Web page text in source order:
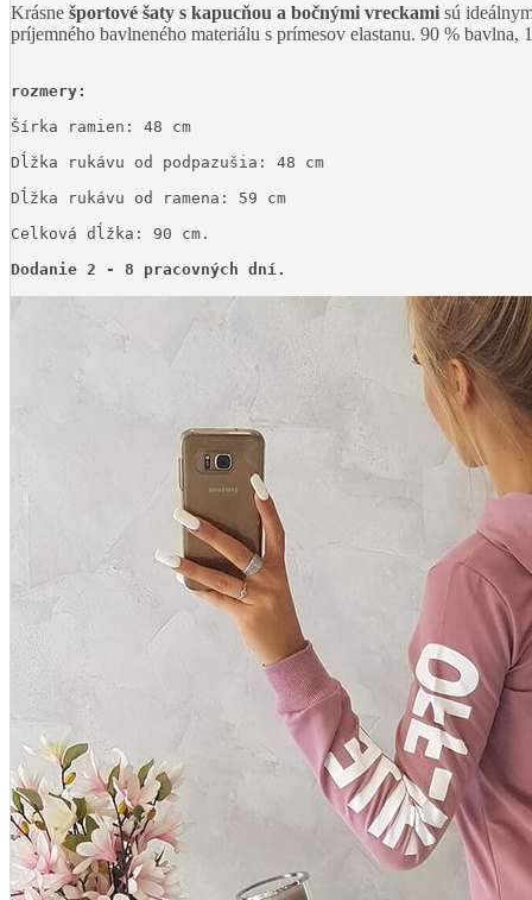
Krásne športové šaty s kapucňou a bočnými vreckami sú
príjemného bavlneného materiálu s prímesov elastanu. 90 %
rozmery:
Šírka ramien: 48 cm
Dĺžka rukávu od podpazušia: 48 cm
Dĺžka rukávu od ramena: 59 cm
Celková dĺžka: 90 cm.
Dodanie 2 - 8 pracovných dní.